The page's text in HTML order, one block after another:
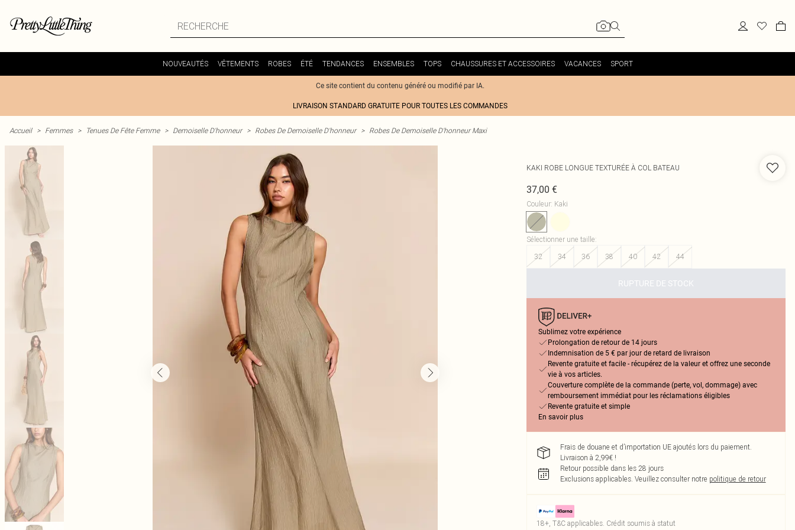
NOUVEAUTÉS VÊTEMENTS ROBES ÉTÉ TENDANCES ENSEMBLES TOPS CHAUSSURES ET ACCESSOIRES VACANCES SPORT
Ce site contient du contenu généré ou modifié par IA.
LIVRAISON STANDARD GRATUITE POUR TOUTES LES COMMANDES
Accueil > Femmes > Tenues De Fête Femme > Demoiselle D'honneur > Robes De Demoiselle D'honneur > Robes De Demoiselle D'honneur Maxi
KAKI ROBE LONGUE TEXTURÉE À COL BATEAU
37,00 €
Couleur: Kaki
Sélectionner une taille:
32
34 36 38 40 42 44
RUPTURE DE STOCK
Sublimez votre expérience
Prolongation de retour de 14 jours
Indemnisation de 5 € par jour de retard de livraison
Revente gratuite et facile - récupérez de la valeur et offrez une seconde
vie à vos articles.
Couverture complète de la commande (perte, vol, dommage) avec
remboursement immédiat pour les réclamations éligibles
Revente gratuite et simple
En savoir plus
Frais de douane et d’importation UE ajoutés lors du paiement.
Livraison à 2,99€ !
Retour possible dans les 28 jours
Exclusions applicables. Veuillez consulter notre politique de retour
18+, T&C applicables. Crédit soumis à statut